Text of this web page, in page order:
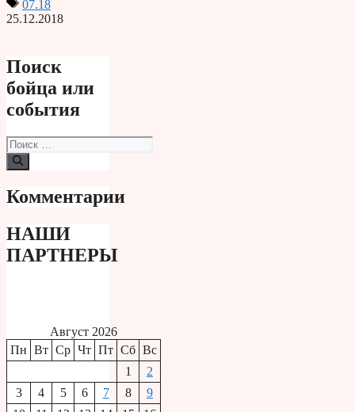
07.18
25.12.2018
Поиск
бойца или
события
Поиск:
Комментарии
НАШИ
ПАРТНЕРЫ
Август 2026
Пн Вт Ср Чт Пт Сб Вс
1
2
3
4 5 6 7 8
9